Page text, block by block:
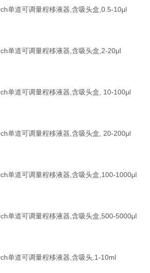
单道可调量程移液器,含吸头盒,0.5-10μl
单道可调量程移液器,含吸头盒,2-20μl
单道可调量程移液器,含吸头盒, 10-100μl
单道可调量程移液器,含吸头盒, 20-200μl
单道可调量程移液器,含吸头盒,100-1000μl
单道可调量程移液器,含吸头盒,500-5000μl
单道可调量程移液器,含吸头,1-10ml